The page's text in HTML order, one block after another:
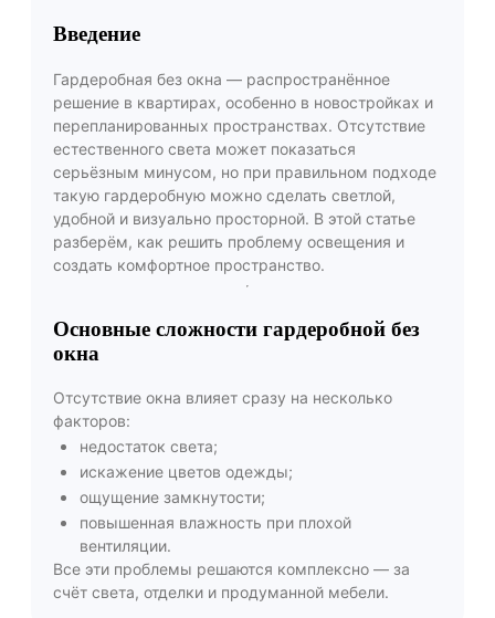
Введение
Гардеробная без окна — распространённое
решение в квартирах, особенно в новостройках и
перепланированных пространствах. Отсутствие
естественного света может показаться
серьёзным минусом, но при правильном подходе
такую гардеробную можно сделать светлой,
удобной и визуально просторной. В этой статье
разберём, как решить проблему освещения и
создать комфортное пространство.
Основные сложности гардеробной без
окна
Отсутствие окна влияет сразу на несколько
факторов:
недостаток света;
искажение цветов одежды;
ощущение замкнутости;
повышенная влажность при плохой
вентиляции.
Все эти проблемы решаются комплексно — за
счёт света, отделки и продуманной мебели.